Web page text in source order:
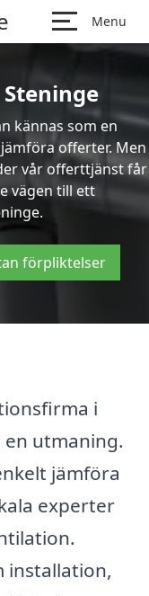
Menu
kännas som en
offerter. Men
vår offerttjänst får
vägen till ett
förpliktelser
i
utmaning.
jämföra
experter
installation,